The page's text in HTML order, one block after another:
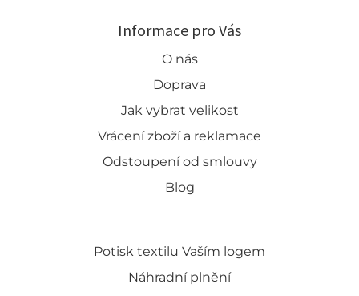
Informace pro Vás
O nás
Doprava
Jak vybrat velikost
Vrácení zboží a reklamace
Odstoupení od smlouvy
Blog
Potisk textilu Vaším logem
Náhradní plnění